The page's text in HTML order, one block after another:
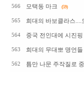
566 모택동 마크 (59)
565 희대의 바보클라스....
564 중국 전인대에 시진
563 희대의 무대뽀 명언
562 틈만 나문 주작질로